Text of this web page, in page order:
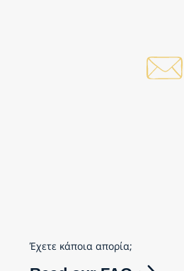
Έχετε κάποια απορία;